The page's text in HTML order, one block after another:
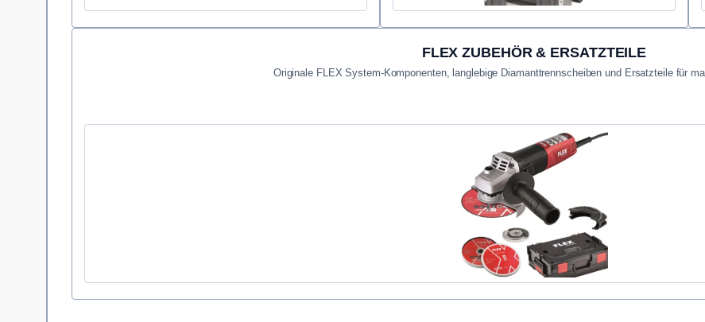
FLEX ZUBEHÖR & ERSATZTEILE
Originale FLEX System-Komponenten, langlebige Diamanttrennscheiben und Ersatzteile für